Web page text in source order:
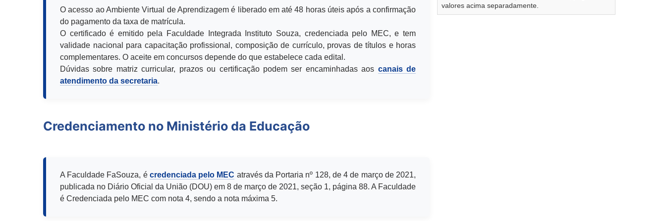
O acesso ao Ambiente Virtual de Aprendizagem é liberado em até 48 horas úteis após a confirmação
do pagamento da taxa de matrícula.
O certificado é emitido pela Faculdade Integrada Instituto Souza, credenciada pelo MEC, e tem
validade nacional para capacitação profissional, composição de currículo, provas de títulos e horas
complementares. O aceite em concursos depende do que estabelece cada edital.
Dúvidas sobre matriz curricular, prazos ou certificação podem ser encaminhadas aos canais de
atendimento da secretaria.
Credenciamento no Ministério da Educação
A Faculdade FaSouza, é credenciada pelo MEC através da Portaria nº 128, de 4 de março de 2021,
publicada no Diário Oficial da União (DOU) em 8 de março de 2021, seção 1, página 88. A Faculdade
é Credenciada pelo MEC com nota 4, sendo a nota máxima 5.
valores acima separadamente.